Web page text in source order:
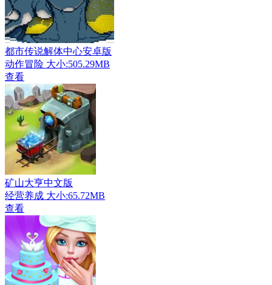
都市传说解体中心安卓版
动作冒险 大小:505.29MB
查看
矿山大亨中文版
经营养成 大小:65.72MB
查看